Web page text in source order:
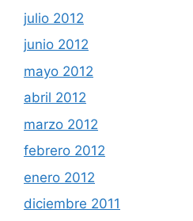
julio 2012
junio 2012
mayo 2012
abril 2012
marzo 2012
febrero 2012
enero 2012
diciembre 2011